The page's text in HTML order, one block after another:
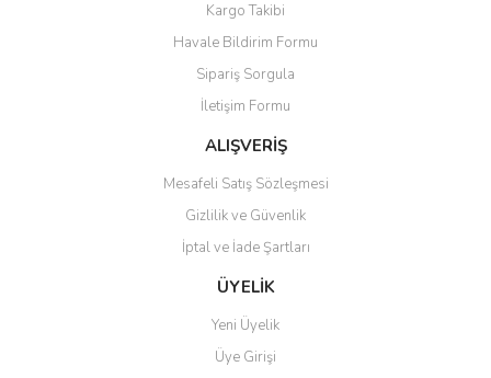
Ürün resmi kalitesiz, bozuk veya görüntülenemiyor.
Ürün açıklamasında eksik bilgiler bulunuyor.
Ürün bilgilerinde hatalar bulunuyor.
Ürün fiyatı diğer sitelerden daha pahalı.
Bu ürüne benzer farklı alternatifler olmalı.
Gönder
Kargo Takibi
Havale Bildirim Formu
Sipariş Sorgula
İletişim Formu
ALIŞVERİŞ
Mesafeli Satış Sözleşmesi
Gizlilik ve Güvenlik
İptal ve İade Şartları
ÜYELİK
Yeni Üyelik
Üye Girişi